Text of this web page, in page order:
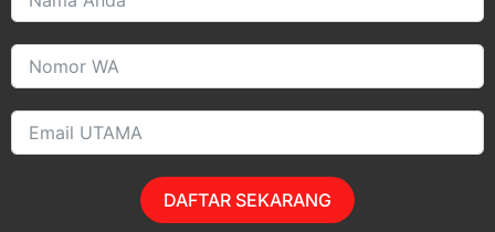
DAFTAR SEKARANG